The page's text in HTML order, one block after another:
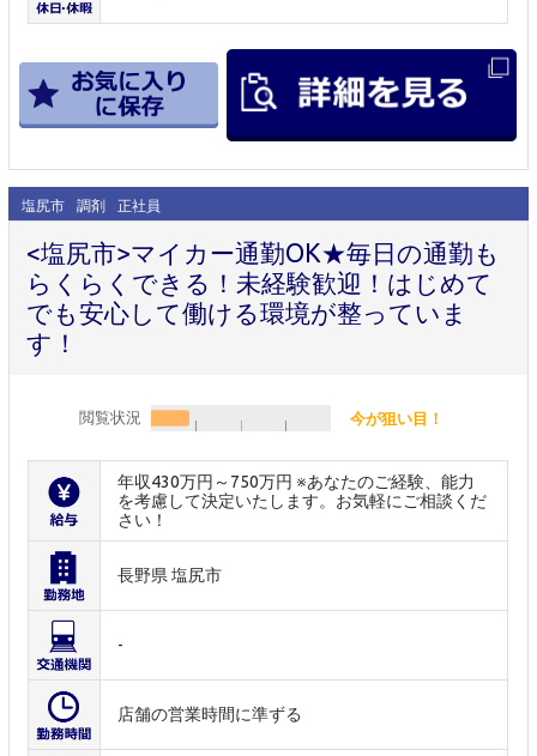
塩尻市 調剤 正社員
<塩尻市>マイカー通勤OK★毎日の通勤も
らくらくできる！未経験歓迎！はじめて
でも安心して働ける環境が整っていま
す！
閲覧状況 今が狙い目！
年収430万円～750万円 ※あなたのご経験、能力
を考慮して決定いたします。お気軽にご相談くだ
さい！
長野県 塩尻市
-
店舗の営業時間に準ずる